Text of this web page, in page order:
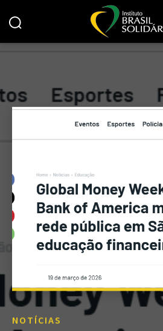
NOTÍCIAS